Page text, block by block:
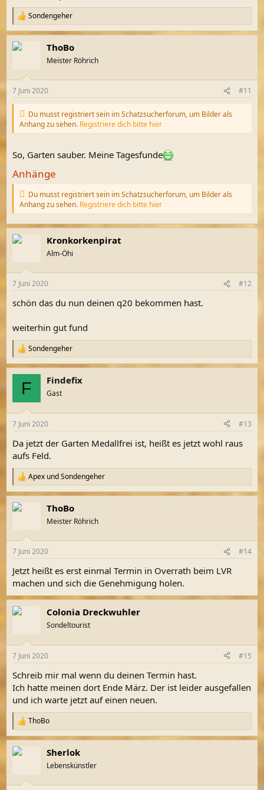
R
e
a
k
e
Sondengeher
ThoBo
Meister Röhrich
7 Juni 2020 #11
Du musst registriert sein im Schatzsucherforum, um Bilder als
Anhang zu sehen. Registriere dich bitte hier
So, Garten sauber. Meine Tagesfunde
Anhänge
Du musst registriert sein im Schatzsucherforum, um Bilder als
Anhang zu sehen. Registriere dich bitte hier
Kronkorkenpirat
Alm-Öhi
7 Juni 2020 #12
schön das du nun deinen q20 bekommen hast.
weiterhin gut fund
R
e
a
e
:
Sondengeher
F Findefix
Gast
7 Juni 2020 #13
Da jetzt der Garten Medallfrei ist, heißt es jetzt wohl raus
aufs Feld.
R
e
a
k
e
:
Apex undSondengeher
ThoBo
Meister Röhrich
7 Juni 2020 #14
Jetzt heißt es erst einmal Termin in Overrath beim LVR
machen und sich die Genehmigung holen.
Colonia Dreckwuhler
Sondeltourist
7 Juni 2020 #15
Schreib mir mal wenn du deinen Termin hast.
Ich hatte meinen dort Ende März. Der ist leider ausgefallen
und ich warte jetzt auf einen neuen.
R
e
a
k
ThoBo
Sherlok
Lebenskünstler